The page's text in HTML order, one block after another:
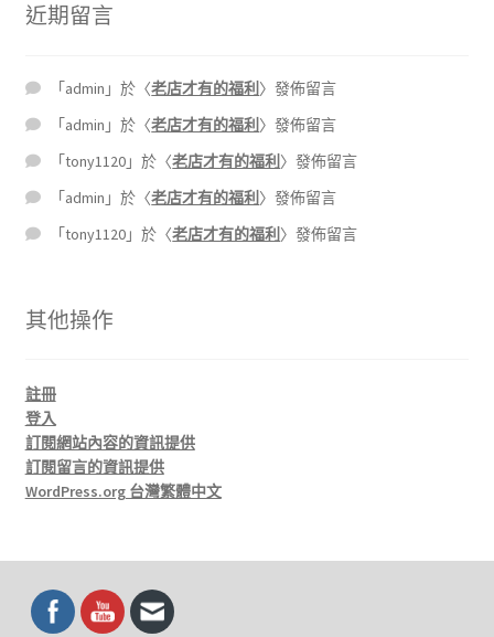
近期留言
「admin 」於〈老店才有的福利 〉發佈留言
「admin 」於〈老店才有的福利 〉發佈留言
「tony1120 」於〈老店才有的福利 〉發佈留言
「admin 」於〈老店才有的福利 〉發佈留言
「tony1120 」於〈老店才有的福利 〉發佈留言
其他操作
註冊
登入
訂閱網站內容的資訊提供
訂閱留言的資訊提供
WordPress.org 台灣繁體中文